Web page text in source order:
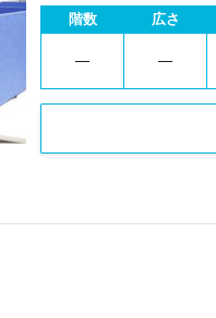
階数
広さ
― ―